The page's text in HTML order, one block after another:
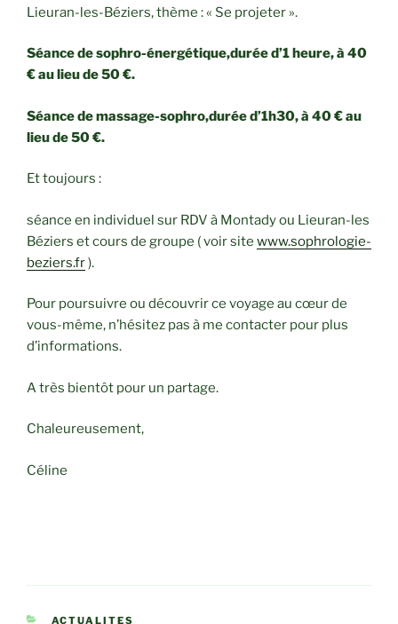
Lieuran-les-Béziers, thème : « Se projeter ».
Séance de sophro-énergétique,durée d’1 heure, à 40
€ au lieu de 50 €.
Séance de massage-sophro,durée d’1h30, à 40 € au
lieu de 50 €.
Et toujours :
séance en individuel sur RDV à Montady ou Lieuran-les
Béziers et cours de groupe ( voir site www.sophrologie-
beziers.fr).
Pour poursuivre ou découvrir ce voyage au cœur de
vous-même, n’hésitez pas à me contacter pour plus
d’informations.
A très bientôt pour un partage.
Chaleureusement,
Céline
CATÉGORIES
ACTUALITES